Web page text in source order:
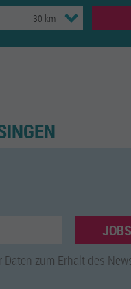
zum Erhalt des